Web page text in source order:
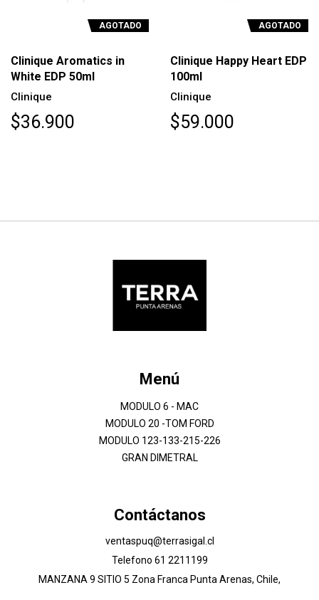
AGOTADO
Clinique Aromatics in
White EDP 50ml
Clinique
$36.900
AGOTADO
Clinique Happy Heart EDP
100ml
Clinique
$59.000
Menú
MODULO 6 - MAC
MODULO 20 -TOM FORD
MODULO 123-133-215-226
GRAN DIMETRAL
Contáctanos
ventaspuq@terrasigal.cl
Telefono 61 2211199
MANZANA 9 SITIO 5 Zona Franca Punta Arenas, Chile,